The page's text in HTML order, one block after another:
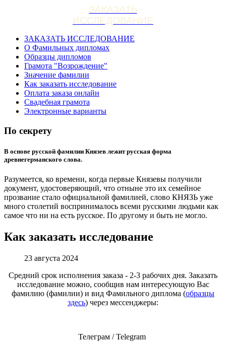
ЗАКАЗАТЬ
ИССЛЕДОВАНИЕ
ЗАКАЗАТЬ ИССЛЕДОВАНИЕ
О Фамильных дипломах
Образцы дипломов
Грамота "Возрождение"
Значение фамилии
Как заказать исследование
Оплата заказа онлайн
Свадебная грамота
Электронные варианты
По секрету
В основе русской фамилии Князев лежит русская форма
древнегерманского слова.
Разумеется, ко времени, когда первые Князевы получили
документ, удостоверяющий, что отныне это их семейное
прозвание стало официальной фамилией, слово КНЯЗЬ уже
много столетий воспринималось всеми русскими людьми как
самое что ни на есть русское. По другому и быть не могло.
Как заказать исследование
23 августа 2024
Средний срок исполнения заказа - 2-3 рабочих дня. Заказать
исследование можно, сообщив нам интересующую Вас
фамилию (фамилии) и вид Фамильного диплома (образцы
здесь) через мессенджеры:
Телеграм / Telegram